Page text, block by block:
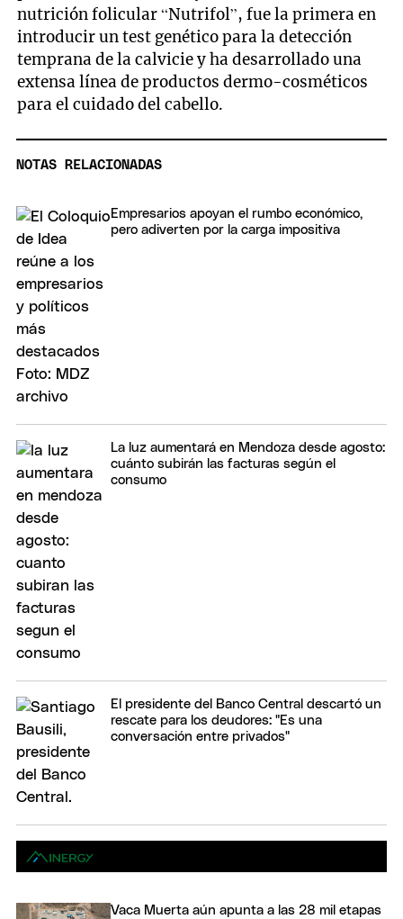
nutrición folicular “Nutrifol”, fue la primera en
introducir un test genético para la detección
temprana de la calvicie y ha desarrollado una
extensa línea de productos dermo-cosméticos
para el cuidado del cabello.
NOTAS RELACIONADAS
Empresarios apoyan el rumbo económico,
pero adiverten por la carga impositiva
La luz aumentará en Mendoza desde agosto:
cuánto subirán las facturas según el
consumo
El presidente del Banco Central descartó un
rescate para los deudores: "Es una
conversación entre privados"
Vaca Muerta aún apunta a las 28 mil etapas